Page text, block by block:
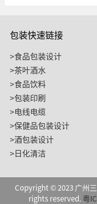
包装快速链接
>食品包装设计
>茶叶酒水
>食品饮料
>包装印刷
>电线电缆
>保健品包装设计
>酒包装设计
>日化清洁
Copyright © 2023 广州
rights reserved. 粤